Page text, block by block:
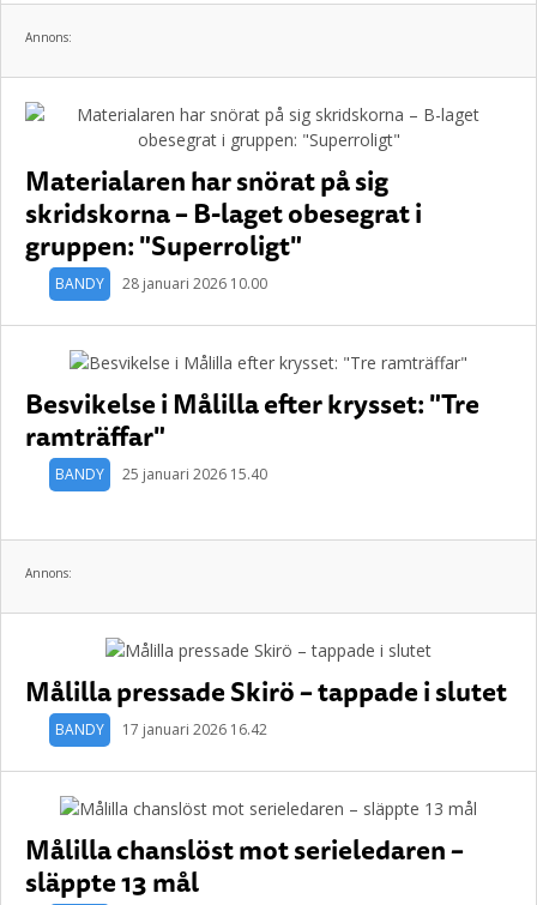
Annons:
Materialaren har snörat på sig
skridskorna – B-laget obesegrat i
gruppen: "Superroligt"
BANDY 28 januari 2026 10.00
Besvikelse i Målilla efter krysset: "Tre
ramträffar"
BANDY 25 januari 2026 15.40
Annons:
Målilla pressade Skirö – tappade i slutet
BANDY 17 januari 2026 16.42
Målilla chanslöst mot serieledaren –
släppte 13 mål